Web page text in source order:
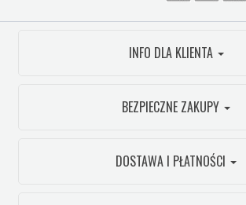
INFO DLA KLIENTA
BEZPIECZNE ZAKUPY
DOSTAWA I PŁATNOŚCI